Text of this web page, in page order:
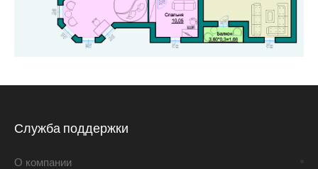
Служба поддержки
О компании